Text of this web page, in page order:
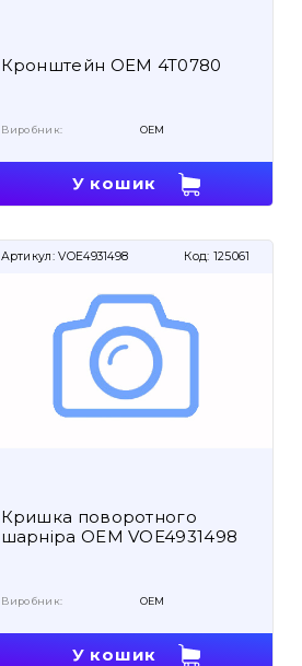
Кронштейн OEM 4T0780
Виробник: OEM
У кошик
Артикул: VOE4931498 Код: 125061
Кришка поворотного
шарніра OEM VOE4931498
Виробник: OEM
У кошик